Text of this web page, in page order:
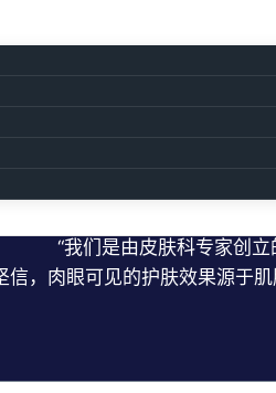
学，从
“我们是由皮肤科专家创立
信，肉眼可见的护肤效果源于